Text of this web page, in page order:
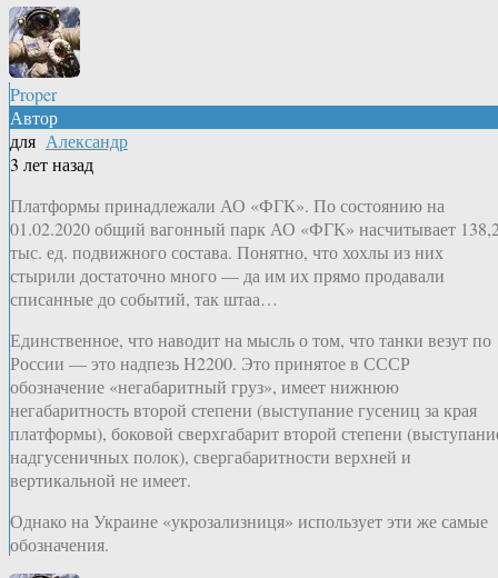
Proper
Автор
для Александр
3 лет назад
Платформы принадлежали АО «ФГК». По состоянию на
01.02.2020 общий вагонный парк АО «ФГК» насчитывает
тыс. ед. подвижного состава. Понятно, что хохлы из них
стырили достаточно много — да им их прямо продавали
списанные до событий, так штаа…
Единственное, что наводит на мысль о том, что танки везут по
России — это надпезь Н2200. Это принятое в СССР
обозначение «негабаритный груз», имеет нижнюю
негабаритность второй степени (выступание гусениц за края
платформы), боковой сверхгабарит второй степени
надгусеничных полок), свергабаритности верхней и
вертикальной не имеет.
Однако на Украине «укрозализниця» использует эти же самые
обозначения.